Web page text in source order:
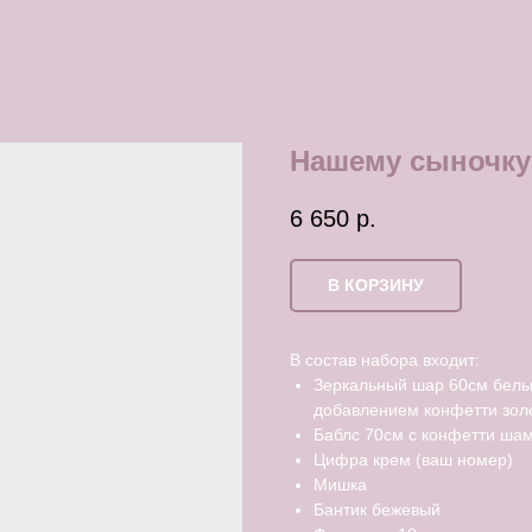
Нашему сыночку
6 650 р.
В КОРЗИНУ
В состав набора входит:
Зеркальный шар 60см
добавлением конфетти
Баблс 70см с конфетти
Цифра крем (ваш номер)
Мишка
Бантик бежевый